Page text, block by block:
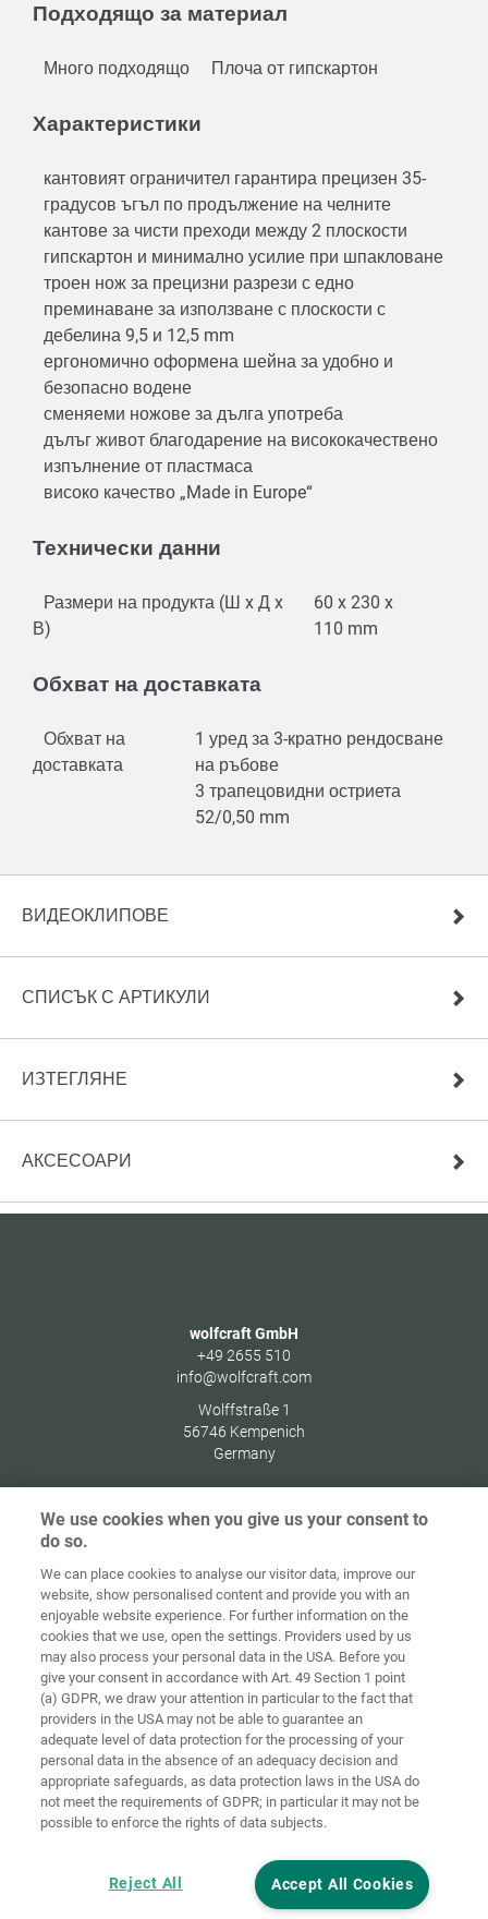
Подходящо за материал
Много подходящо Плоча от гипскартон
Характеристики
кантовият ограничител гарантира прецизен 35-
градусов ъгъл по продължение на челните
кантове за чисти преходи между 2 плоскости
гипскартон и минимално усилие при шпакловане
троен нож за прецизни разрези с едно
преминаване за използване с плоскости с
дебелина 9,5 и 12,5 mm
ергономично оформена шейна за удобно и
безопасно водене
сменяеми ножове за дълга употреба
дълъг живот благодарение на висококачествено
изпълнение от пластмаса
високо качество „Made in Europe“
Технически данни
Размери на продукта (Ш x Д x
В)
60 x 230 x
110 mm
Обхват на доставката
Обхват на
доставката
1 уред за 3-кратно рендосване
на ръбове
3 трапецовидни остриета
52/0,50 mm
ВИДЕОКЛИПОВЕ
СПИСЪК С АРТИКУЛИ
ИЗТЕГЛЯНЕ
АКСЕСОАРИ
wolfcraft GmbH
+49 2655 510
info@wolfcraft.com
Wolffstraße 1
56746 Kempenich
Germany
Начална
страница Контакт Импресум данните
ОТУ
Политика за
бисквитки Вписване
Accessibility
Statement
Настройки на бисквитките
We use cookies when you give us your consent to
do so.
We can place cookies to analyse our visitor data, improve our
website, show personalised content and provide you with an
enjoyable website experience. For further information on the
cookies that we use, open the settings. Providers used by us
may also process your personal data in the USA. Before you
give your consent in accordance with Art. 49 Section 1 point
(a) GDPR, we draw your attention in particular to the fact that
providers in the USA may not be able to guarantee an
adequate level of data protection for the processing of your
personal data in the absence of an adequacy decision and
appropriate safeguards, as data protection laws in the USA do
not meet the requirements of GDPR; in particular it may not be
possible to enforce the rights of data subjects.
Accept All Cookies
Reject All